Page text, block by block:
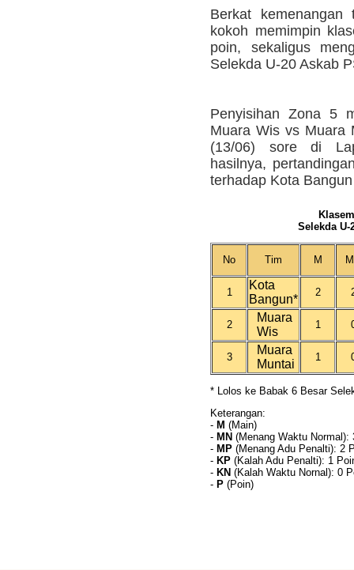
Berkat kemenangan
kokoh memimpin
poin, sekaligus
Selekda U-20 Askab
Penyisihan Zona 5
Muara Wis vs Muara
(13/06) sore di
hasilnya,
terhadap Kota
Selekda U-
No Tim M
1
Kota
Bangun*
2
2
Muara
Wis
1
3
Muara
Muntai
1
* Lolos ke Babak 6 Besar
Keterangan:
- M (Main)
- MN (Menang Waktu Normal):
- MP (Menang Adu Penalti): 2
- KP (Kalah Adu Penalti): 1
- KN (Kalah Waktu Nornal): 0
- P (Poin)